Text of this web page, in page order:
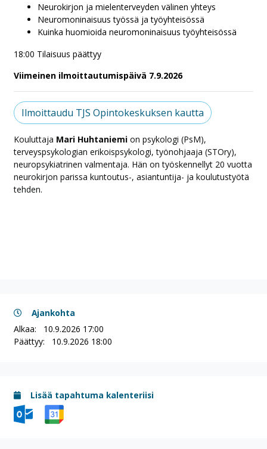
Neurokirjon ja mielenterveyden välinen yhteys
Neuromoninaisuus työssä ja työyhteisössä
Kuinka huomioida neuromoninaisuus työyhteisössä
18:00 Tilaisuus päättyy
Viimeinen ilmoittautumispäivä 7.9.2026
Ilmoittaudu TJS Opintokeskuksen kautta
Kouluttaja Mari Huhtaniemi on psykologi (PsM),
terveyspsykologian erikoispsykologi, työnohjaaja (STOry),
neuropsykiatrinen valmentaja. Hän on työskennellyt 20 vuotta
neurokirjon parissa kuntoutus-, asiantuntija- ja koulutustyötä
tehden.
Ajankohta
Alkaa: 10.9.2026 17:00
Päättyy: 10.9.2026 18:00
Lisää tapahtuma kalenteriisi